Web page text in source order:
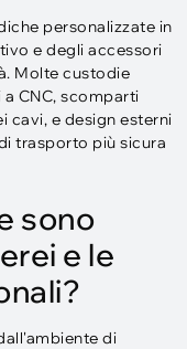
personalizzate in
e degli accessori
Molte custodie
CNC, scomparti
cavi, e design esterni
trasporto più sicura
sono
e le
di